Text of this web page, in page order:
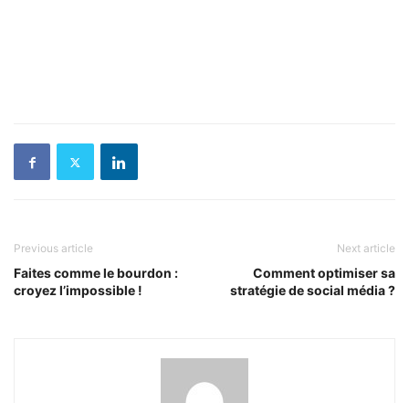
Previous article
Faites comme le bourdon :
croyez l’impossible !
Next article
Comment optimiser sa
stratégie de social média ?